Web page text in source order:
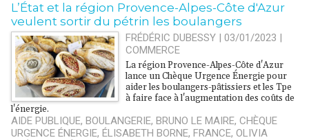
L’État et la région Provence-Alpes-Côte d'Azur
veulent sortir du pétrin les boulangers
FRÉDÉRIC DUBESSY | 03/01/2023 |
COMMERCE
La région Provence-Alpes-Côte d'Azur
lance un Chèque Urgence Énergie pour
aider les boulangers-pâtissiers et les Tpe
à faire face à l'augmentation des coûts de
l'énergie.
AIDE PUBLIQUE, BOULANGERIE, BRUNO LE MAIRE, CHÈQUE
URGENCE ÉNERGIE, ÉLISABETH BORNE, FRANCE, OLIVIA